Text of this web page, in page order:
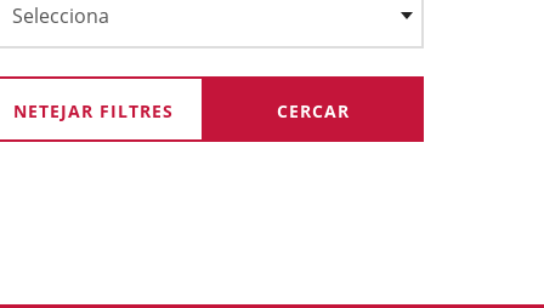
NETEJAR FILTRES